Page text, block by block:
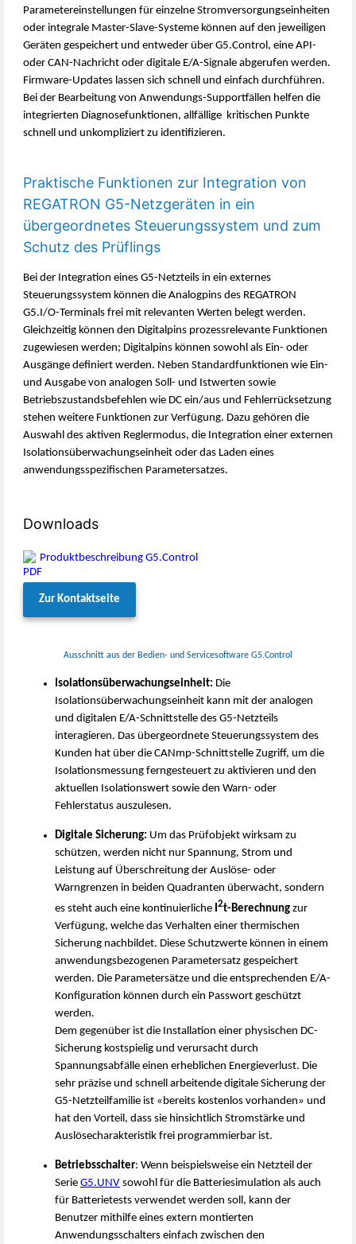
Parametereinstellungen für einzelne Stromversorgungseinheiten
oder integrale Master-Slave-Systeme können auf den jeweiligen
Geräten gespeichert und entweder über G5.Control, eine API-
oder CAN-Nachricht oder digitale E/A-Signale abgerufen werden.
Firmware-Updates lassen sich schnell und einfach durchführen.
Bei der Bearbeitung von Anwendungs-Supportfällen helfen die
integrierten Diagnosefunktionen, allfällige kritischen Punkte
schnell und unkompliziert zu identifizieren.
Praktische Funktionen zur Integration von
REGATRON G5-Netzgeräten in ein
übergeordnetes Steuerungssystem und zum
Schutz des Prüflings
Bei der Integration eines G5-Netzteils in ein externes
Steuerungssystem können die Analogpins des REGATRON
G5.I/O-Terminals frei mit relevanten Werten belegt werden.
Gleichzeitig können den Digitalpins prozessrelevante Funktionen
zugewiesen werden; Digitalpins können sowohl als Ein- oder
Ausgänge definiert werden. Neben Standardfunktionen wie Ein-
und Ausgabe von analogen Soll- und Istwerten sowie
Betriebszustandsbefehlen wie DC ein/aus und Fehlerrücksetzung
stehen weitere Funktionen zur Verfügung. Dazu gehören die
Auswahl des aktiven Reglermodus, die Integration einer externen
Isolationsüberwachungseinheit oder das Laden eines
anwendungsspezifischen Parametersatzes.
Downloads
Produktbeschreibung G5.Control
Zur Kontaktseite
Ausschnitt aus der Bedien- und Servicesoftware G5.Control
Isolationsüberwachungseinheit: Die
Isolationsüberwachungseinheit kann mit der analogen
und digitalen E/A-Schnittstelle des G5-Netzteils
interagieren. Das übergeordnete Steuerungssystem des
Kunden hat über die CANmp-Schnittstelle Zugriff, um die
Isolationsmessung ferngesteuert zu aktivieren und den
aktuellen Isolationswert sowie den Warn- oder
Fehlerstatus auszulesen.
Digitale Sicherung: Um das Prüfobjekt wirksam zu
schützen, werden nicht nur Spannung, Strom und
Leistung auf Überschreitung der Auslöse- oder
Warngrenzen in beiden Quadranten überwacht, sondern
es steht auch eine kontinuierliche 2t-Berechnung zur
Verfügung, welche das Verhalten einer thermischen
Sicherung nachbildet. Diese Schutzwerte können in einem
anwendungsbezogenen Parametersatz gespeichert
werden. Die Parametersätze und die entsprechenden E/A-
Konfiguration können durch ein Passwort geschützt
werden.
Dem gegenüber ist die Installation einer physischen DC-
Sicherung kostspielig und verursacht durch
Spannungsabfälle einen erheblichen Energieverlust. Die
sehr präzise und schnell arbeitende digitale Sicherung der
G5-Netzteilfamilie ist «bereits kostenlos vorhanden» und
hat den Vorteil, dass sie hinsichtlich Stromstärke und
Auslösecharakteristik frei programmierbar ist.
Betriebsschalter: Wenn beispielsweise ein Netzteil der
Serie G5.UNV sowohl für die Batteriesimulation als auch
für Batterietests verwendet werden soll, kann der
Benutzer mithilfe eines extern montierten
Anwendungsschalters einfach zwischen den